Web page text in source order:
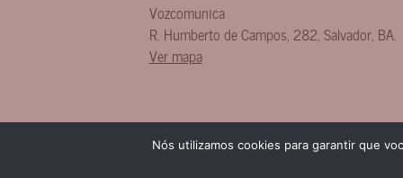
Vozcomunica
R. Humberto de Campos, 282 Salvador, BA
Ver mapa
Nós utilizamos cookies para garantir que